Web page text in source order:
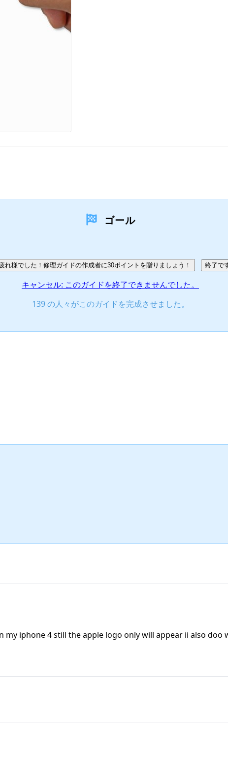
ゴール
れ様でした！修理ガイドの作成者に30ポイントを贈りましょう！ 終了で
キャンセル: このガイドを終了できませんでした。
139 の人々がこのガイドを完成させました。
my iphone 4 still the apple logo only will appear ii also